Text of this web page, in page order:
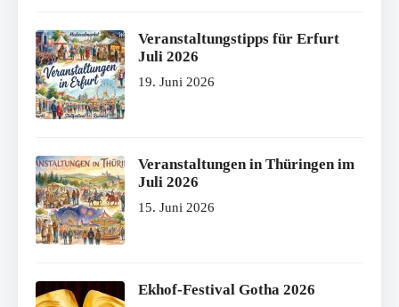
Veranstaltungstipps für Erfurt
Juli 2026
19. Juni 2026
Veranstaltungen in Thüringen im
Juli 2026
15. Juni 2026
Ekhof-Festival Gotha 2026